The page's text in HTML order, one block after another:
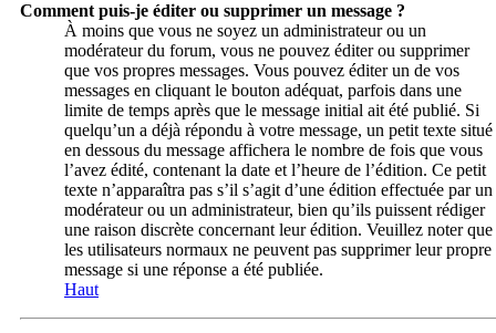
Comment puis-je éditer ou supprimer un message ?
À moins que vous ne soyez un administrateur ou un
modérateur du forum, vous ne pouvez éditer ou supprimer
que vos propres messages. Vous pouvez éditer un de vos
messages en cliquant le bouton adéquat, parfois dans une
limite de temps après que le message initial ait été publié. Si
quelqu’un a déjà répondu à votre message, un petit texte situé
en dessous du message affichera le nombre de fois que vous
l’avez édité, contenant la date et l’heure de l’édition. Ce petit
texte n’apparaîtra pas s’il s’agit d’une édition effectuée par un
modérateur ou un administrateur, bien qu’ils puissent rédiger
une raison discrète concernant leur édition. Veuillez noter que
les utilisateurs normaux ne peuvent pas supprimer leur propre
message si une réponse a été publiée.
Haut